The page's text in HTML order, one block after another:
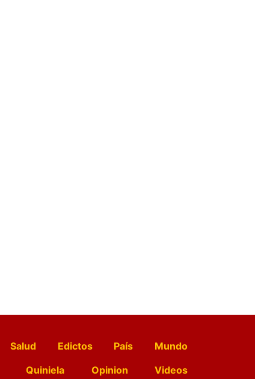
Salud Edictos País
Mundo
Quiniela Opinion Videos